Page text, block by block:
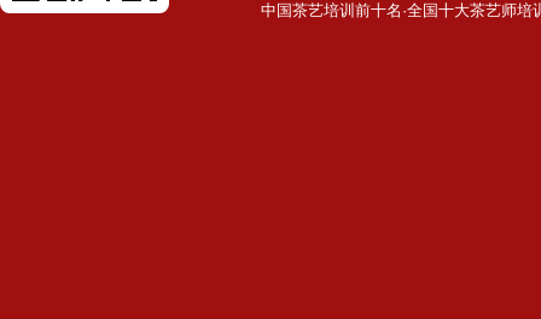
中国茶艺培训前十名·全国十大茶艺师培